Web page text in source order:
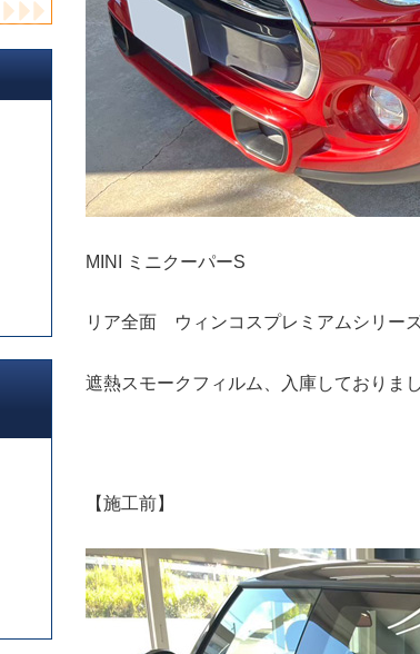
MINI ミニクーパーS
リア全面 ウィンコスプレミアムシリー
遮熱スモークフィルム、入庫しておりまし
【施工前】